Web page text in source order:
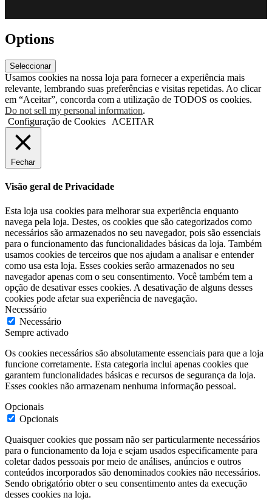
Options
Seleccionar
Usamos cookies na nossa loja para fornecer a experiência mais
relevante, lembrando suas preferências e visitas repetidas. Ao clicar
em “Aceitar”, concorda com a utilização de TODOS os cookies.
Do not sell my personal information.
Configuração de Cookies
ACEITAR
Fechar
Visão geral de Privacidade
Esta loja usa cookies para melhorar sua experiência enquanto
navega pela loja. Destes, os cookies que são categorizados como
necessários são armazenados no seu navegador, pois são essenciais
para o funcionamento das funcionalidades básicas da loja. Também
usamos cookies de terceiros que nos ajudam a analisar e entender
como usa esta loja. Esses cookies serão armazenados no seu
navegador apenas com o seu consentimento. Você também tem a
opção de desativar esses cookies. A desativação de alguns desses
cookies pode afetar sua experiência de navegação.
Necessário
Necessário
Sempre activado
Os cookies necessários são absolutamente essenciais para que a loja
funcione corretamente. Esta categoria inclui apenas cookies que
garantem funcionalidades básicas e recursos de segurança da loja.
Esses cookies não armazenam nenhuma informação pessoal.
Opcionais
Opcionais
Quaisquer cookies que possam não ser particularmente necessários
para o funcionamento da loja e sejam usados especificamente para
coletar dados pessoais por meio de análises, anúncios e outros
conteúdos incorporados são denominados cookies não necessários.
Sendo obrigatório obter o seu consentimento antes da execução
desses cookies na loja.